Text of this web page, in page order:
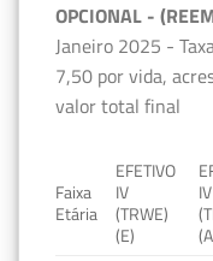
OPCIONAL -
Janeiro 2025 -
7,50 por vida,
valor total final
Faixa
Etária
EFETIVO
IV
(TRWE)
(E)
IV